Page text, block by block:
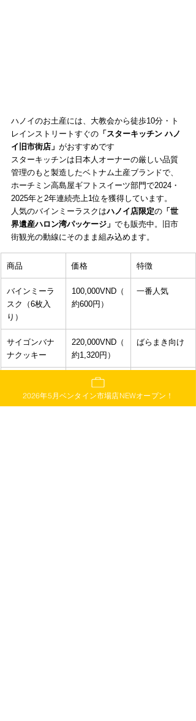
ハノイのお土産には、大教会から徒歩10分・ト
レインストリートすぐの 「スターキッチン ハノ
イ旧市街店」 がおすすめです
スターキッチンは日本人オーナーの厳しい品質
管理のもと製造したベトナム土産ブランドで、
ホーチミン高島屋ギフトスイーツ部門で2024・
2025年と2年連続売上1位を獲得しています。
人気のバインミーラスクはハノイ店限定の 「世
界遺産ハロン湾パッケージ」 でも販売中。旧市
街観光の動線にそのまま組み込めます。
商品 価格 特徴
バインミーラ
スク（6枚入
り）
100,000VND（
約600円）
一番人気
サイゴンバナ
ナクッキー
220,000VND（
約1,320円）
ばらまき向け
ナック
150,000VND（
約900円）
さ満点
2026年5月ベンタイン市場店NEWオープン！